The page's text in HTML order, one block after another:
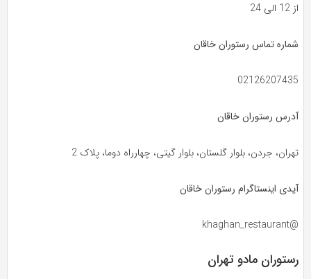
از 12 الی 24
شماره تماس رستوران خاقان
02126207435
آدرس رستوران خاقان
تهران، جردن، بلوار گلستان، بلوار گیتی، چهارراه دوما، پلاک 2
آیدی اینستاگرام رستوران خاقان
@khaghan_restaurant
رستوران مادو تهران